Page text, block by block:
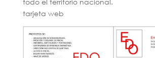
tarjeta web